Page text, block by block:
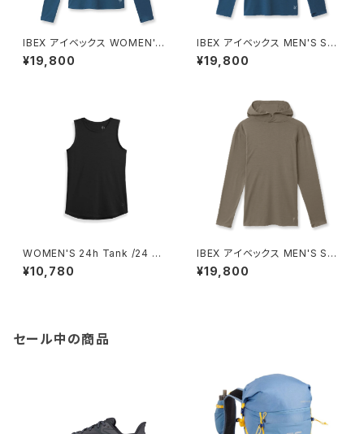
IBEX アイベックス WOMEN'S
SPRINGBOK SUN HOODIE /
ATLANTIC
¥19,800
IBEX アイベックス MEN'S SP
RINGBOK SUN HOODIE / A
TLANTIC
¥19,800
WOMEN'S 24h Tank /24 ア
ワー タンク
¥10,780
IBEX アイベックス MEN'S SP
RINGBOK SUN HOODIE / S
HIITAKE
¥19,800
セール中の商品